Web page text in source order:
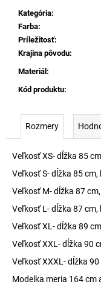
Kategória:
Farba:
Príležitosť:
Krajina pôvodu:
Materiál :
Kód produktu:
Rozmery
Veľkosť XS- dĺžka 85
Veľkosť S- dĺžka 85
Veľkosť M- dĺžka 87
Veľkosť L- dĺžka 87
Veľkosť XL- dĺžka 89
Veľkosť XXL- dĺžka 90
Veľkosť XXXL- dĺžka
Modelka meria 164 cm